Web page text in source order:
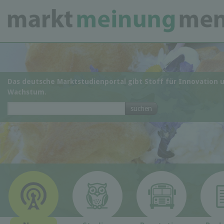
Das deutsche Marktstudienportal gibt Stoff für Innovation
Wachstum.